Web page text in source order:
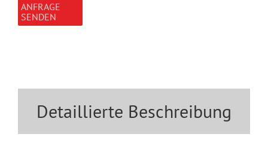
ANFRAGE
SENDEN
Detaillierte Beschreibung